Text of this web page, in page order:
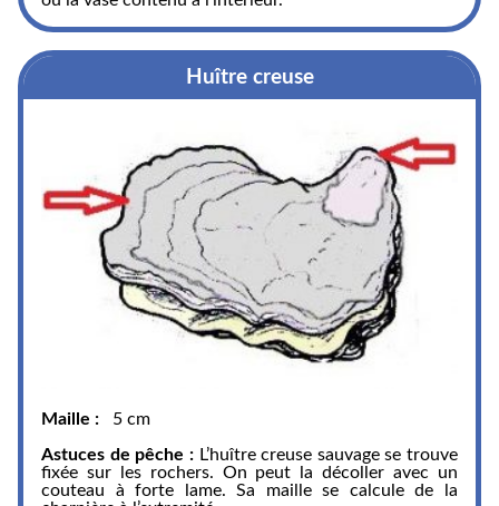
Huître creuse
Maille :
5 cm
Astuces de pêche :L’huître creuse sauvage se trouve
fixée sur les rochers. On peut la décoller avec un
couteau à forte lame. Sa maille se calcule de la